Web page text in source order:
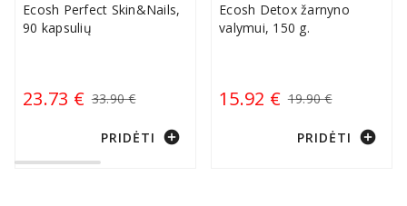
Ecosh Perfect Skin&Nails,
90 kapsulių
23.73 € 33.90 €
PRIDĖTI add_circle
Ecosh Detox žarnyno
valymui, 150 g.
15.92 € 19.90 €
PRIDĖTI add_circle